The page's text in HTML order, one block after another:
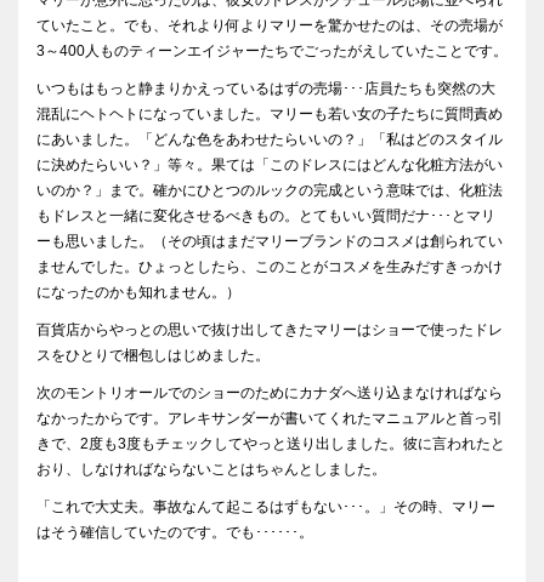
ていたこと。でも、それより何よりマリーを驚かせたのは、その売場が
3～400人ものティーンエイジャーたちでごったがえしていたことです。
いつもはもっと静まりかえっているはずの売場･･･店員たちも突然の大
混乱にヘトヘトになっていました。マリーも若い女の子たちに質問責め
にあいました。「どんな色をあわせたらいいの？」「私はどのスタイル
に決めたらいい？」等々。果ては「このドレスにはどんな化粧方法がい
いのか？」まで。確かにひとつのルックの完成という意味では、化粧法
もドレスと一緒に変化させるべきもの。とてもいい質問だナ･･･とマリ
ーも思いました。（その頃はまだマリーブランドのコスメは創られてい
ませんでした。ひょっとしたら、このことがコスメを生みだすきっかけ
になったのかも知れません。）
百貨店からやっとの思いで抜け出してきたマリーはショーで使ったドレ
スをひとりで梱包しはじめました。
次のモントリオールでのショーのためにカナダへ送り込まなければなら
なかったからです。アレキサンダーが書いてくれたマニュアルと首っ引
きで、2度も3度もチェックしてやっと送り出しました。彼に言われたと
おり、しなければならないことはちゃんとしました。
「これで大丈夫。事故なんて起こるはずもない･･･。」その時、マリー
はそう確信していたのです。でも･･････。